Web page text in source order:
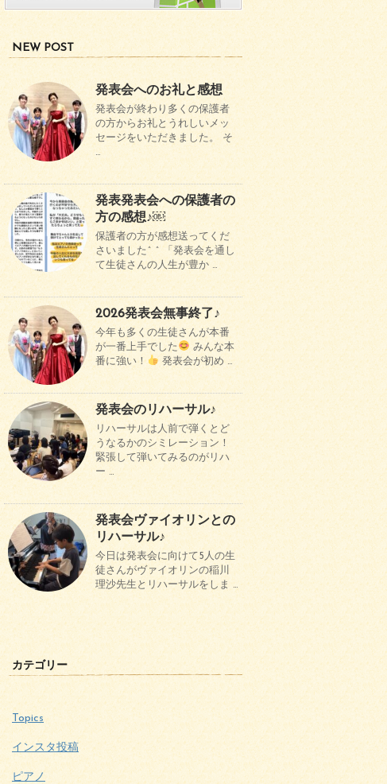
NEW POST
発表会へのお礼と感想
発表会が終わり多くの保護者
の方からお礼とうれしいメッ
セージをいただきました。 そ
…
発表発表会への保護者の
方の感想♪￼
保護者の方が感想送ってくだ
さいました^ ^ 「発表会を通し
て生徒さんの人生が豊か …
2026発表会無事終了♪
今年も多くの生徒さんが本番
が一番上手でした
みんな本
番に強い！
発表会が初め …
発表会のリハーサル♪
リハーサルは人前で弾くとど
うなるかのシミレーション！
緊張して弾いてみるのがリハ
ー …
発表会ヴァイオリンとの
リハーサル♪
今日は発表会に向けて5人の生
徒さんがヴァイオリンの稲川
理沙先生とリハーサルをしま …
カテゴリー
Topics
インスタ投稿
ピアノ